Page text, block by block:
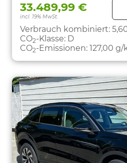
33.489,99 €
incl. 19% MwSt.
Verbrauch kombiniert:
CO2-Klasse: D
CO2-Emissionen: 127,00 g/